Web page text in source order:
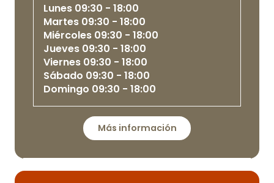
Lunes 09:30 - 18:00
Martes 09:30 - 18:00
Miércoles 09:30 - 18:00
Jueves 09:30 - 18:00
Viernes 09:30 - 18:00
Sábado 09:30 - 18:00
Domingo 09:30 - 18:00
Más información